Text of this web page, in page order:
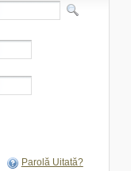
Parolă Uitată?